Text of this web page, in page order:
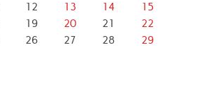
12 13 14
15
19 20 21
22
26 27 28
29